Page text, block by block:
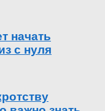
начать
с нуля